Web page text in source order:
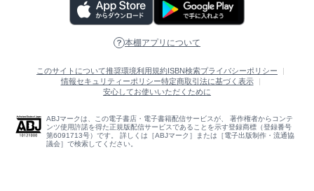
本棚アプリについて
このサイトについて推奨環境利用規約 ISBN検索プライバシーポリシー
情報セキュリティーポリシー特定商取引法に基づく表示
安心してお使いいただくために
ABJマークは、この電子書店・電子書籍配信サービスが、 著作権者からコンテ
ンツ使用許諾を得た正規版配信サービスであることを示す登録商標（登録番号
第6091713号）です。 詳しくは［ABJマーク］または［電子出版制作・流通協
議会］で検索してください。